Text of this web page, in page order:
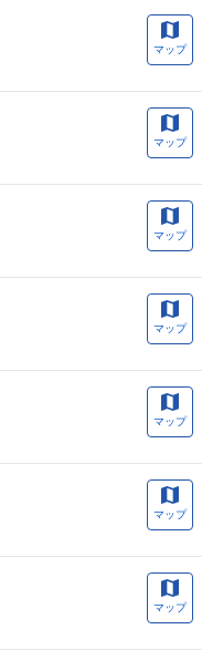
マップ
マップ
マップ
マップ
マップ
マップ
マップ